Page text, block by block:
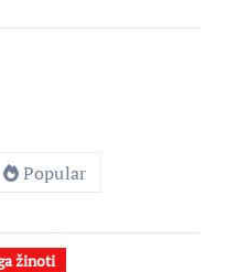
Popular
žinoti